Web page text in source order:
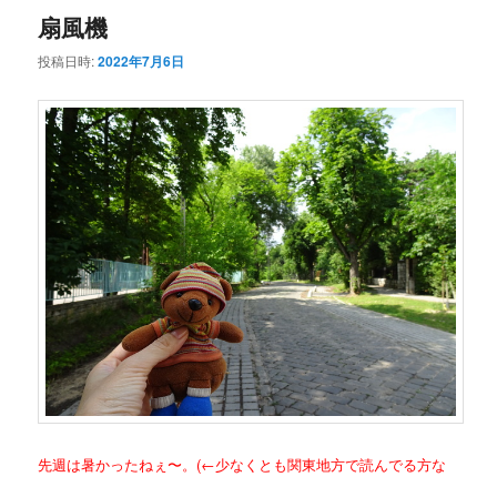
扇風機
投稿日時:2022年7月6日
先週は暑かったねぇ〜。 (←少なくとも関東地方で読んでる方な